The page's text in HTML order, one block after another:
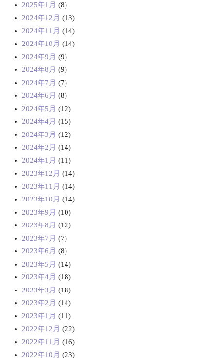
2025年1月 (8)
2024年12月 (13)
2024年11月 (14)
2024年10月 (14)
2024年9月 (9)
2024年8月 (9)
2024年7月 (7)
2024年6月 (8)
2024年5月 (12)
2024年4月 (15)
2024年3月 (12)
2024年2月 (14)
2024年1月 (11)
2023年12月 (14)
2023年11月 (14)
2023年10月 (14)
2023年9月 (10)
2023年8月 (12)
2023年7月 (7)
2023年6月 (8)
2023年5月 (14)
2023年4月 (18)
2023年3月 (18)
2023年2月 (14)
2023年1月 (11)
2022年12月 (22)
2022年11月 (16)
2022年10月 (23)